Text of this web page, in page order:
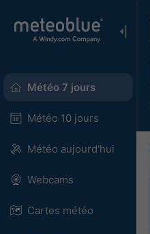
Météo 7 jours
Météo 10 jours
Météo aujourd'hui
Webcams
Cartes météo